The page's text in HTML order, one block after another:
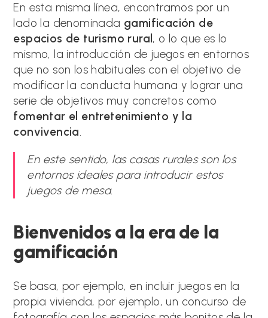
En esta misma línea, encontramos por un
lado la denominada gamificación de
espacios de turismo rural , o lo que es lo
mismo, la introducción de juegos en entornos
que no son los habituales con el objetivo de
modificar la conducta humana y lograr una
serie de objetivos muy concretos como
fomentar el entretenimiento y la
convivencia.
En este sentido, las casas rurales son los
entornos ideales para introducir estos
juegos de mesa.
Bienvenidos a la era de la
gamificación
Se basa, por ejemplo, en incluir juegos en la
propia vivienda, por ejemplo, un concurso de